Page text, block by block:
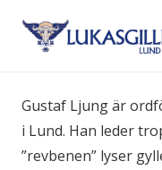
Gustaf Ljung är
i Lund. Han leder
”revbenen” lyser